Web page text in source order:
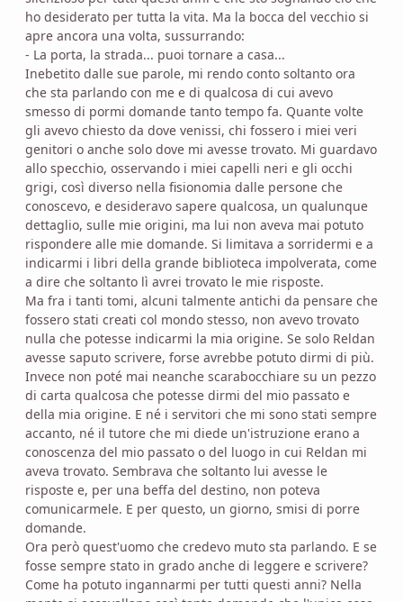
ho desiderato per tutta la vita. Ma la bocca del vecchio si
apre ancora una volta, sussurrando:
- La porta, la strada... puoi tornare a casa...
Inebetito dalle sue parole, mi rendo conto soltanto ora
che sta parlando con me e di qualcosa di cui avevo
smesso di pormi domande tanto tempo fa. Quante volte
gli avevo chiesto da dove venissi, chi fossero i miei veri
genitori o anche solo dove mi avesse trovato. Mi guardavo
allo specchio, osservando i miei capelli neri e gli occhi
grigi, così diverso nella fisionomia dalle persone che
conoscevo, e desideravo sapere qualcosa, un qualunque
dettaglio, sulle mie origini, ma lui non aveva mai potuto
rispondere alle mie domande. Si limitava a sorridermi e a
indicarmi i libri della grande biblioteca impolverata, come
a dire che soltanto lì avrei trovato le mie risposte.
Ma fra i tanti tomi, alcuni talmente antichi da pensare che
fossero stati creati col mondo stesso, non avevo trovato
nulla che potesse indicarmi la mia origine. Se solo Reldan
avesse saputo scrivere, forse avrebbe potuto dirmi di più.
Invece non poté mai neanche scarabocchiare su un pezzo
di carta qualcosa che potesse dirmi del mio passato e
della mia origine. E né i servitori che mi sono stati sempre
accanto, né il tutore che mi diede un'istruzione erano a
conoscenza del mio passato o del luogo in cui Reldan mi
aveva trovato. Sembrava che soltanto lui avesse le
risposte e, per una beffa del destino, non poteva
comunicarmele. E per questo, un giorno, smisi di porre
domande.
Ora però quest'uomo che credevo muto sta parlando. E se
fosse sempre stato in grado anche di leggere e scrivere?
Come ha potuto ingannarmi per tutti questi anni? Nella